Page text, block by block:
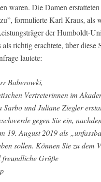
waren. Die Damen
formulierte Karl Kraus, als
der Humboldt-
als richtig erachtete, über
lautete:
Baberowki,
Vertreterinnen im
und Juliane Ziegler
gegen Sie ein,
19. August 2019 als
sollen. Können Sie zu dem
freundliche Grüße